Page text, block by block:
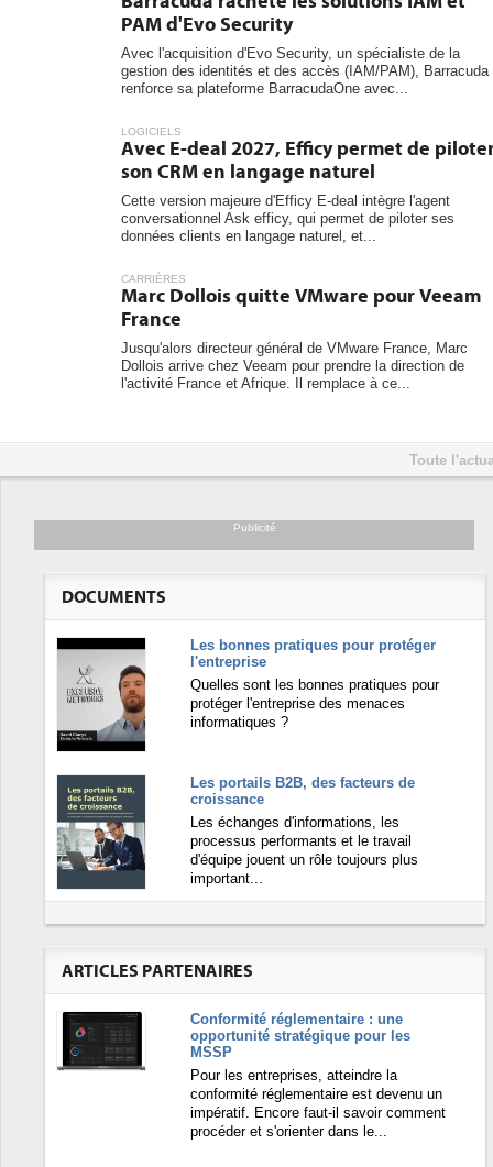
PAM d'Evo Security
Avec l'acquisition d'Evo Security, un spécialiste de la
gestion des identités et des accès (IAM/PAM), Barracuda
renforce sa plateforme BarracudaOne avec...
LOGICIELS
Avec E-deal 2027, Efficy permet de
son CRM en langage naturel
Cette version majeure d'Efficy E-deal intègre l'agent
conversationnel Ask efficy, qui permet de piloter ses
données clients en langage naturel, et...
CARRIÈRES
Marc Dollois quitte VMware pour Veeam
France
Jusqu'alors directeur général de VMware France, Marc
Dollois arrive chez Veeam pour prendre la direction de
l'activité France et Afrique. Il remplace à ce...
Toute
Publicité
DOCUMENTS
Les bonnes pratiques pour protéger
l'entreprise
Quelles sont les bonnes pratiques pour
protéger l'entreprise des menaces
informatiques ?
Les portails B2B, des facteurs de
croissance
Les échanges d'informations, les
processus performants et le travail
d'équipe jouent un rôle toujours plus
important...
ARTICLES PARTENAIRES
Conformité réglementaire : une
opportunité stratégique pour les
MSSP
Pour les entreprises, atteindre la
conformité réglementaire est devenu un
impératif. Encore faut-il savoir comment
procéder et s'orienter dans le...